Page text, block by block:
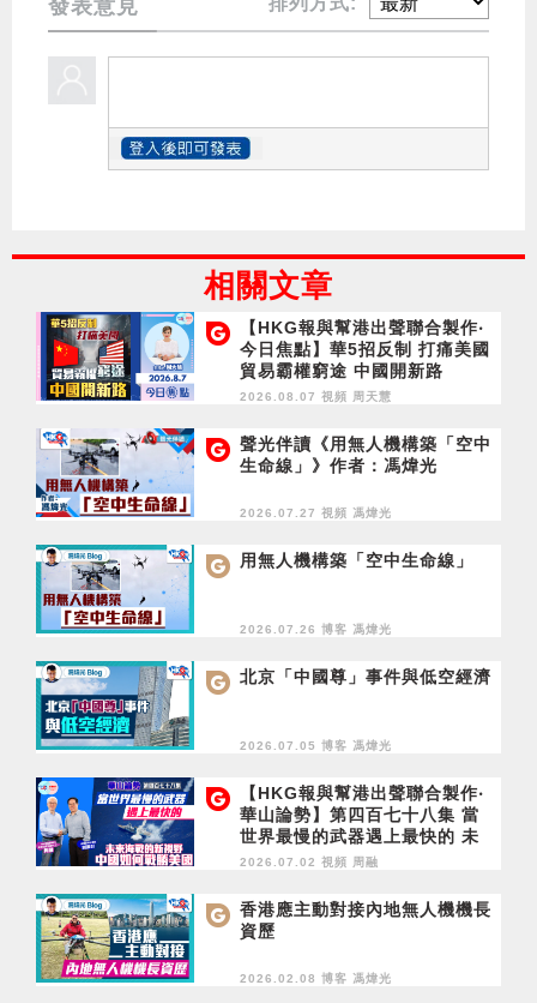
發表意見
相關文章
【HKG報與幫港出聲聯合製作‧
今日焦點】華5招反制 打痛美國
貿易霸權窮途 中國開新路
2026.08.07 視頻 周天慧
聲光伴讀《用無人機構築「空中
生命線」》作者：馮煒光
2026.07.27 視頻 馮煒光
用無人機構築「空中生命線」
2026.07.26 博客 馮煒光
北京「中國尊」事件與低空經濟
2026.07.05 博客 馮煒光
【HKG報與幫港出聲聯合製作‧
華山論勢】第四百七十八集 當
世界最慢的武器遇上最快的 未
來海戰的新視野 中國如何戰勝
2026.07.02 視頻 周融
香港應主動對接內地無人機機長
資歷
2026.02.08 博客 馮煒光